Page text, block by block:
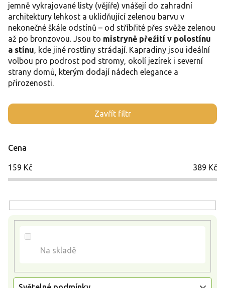
jemně vykrajované listy (vějíře) vnášejí do zahradní
architektury lehkost a uklidňující zelenou barvu v
nekonečné škále odstínů – od stříbřité přes svěže zelenou
až po bronzovou. Jsou to mistryně přežití v polostínu
a stínu , kde jiné rostliny strádají. Kapradiny jsou ideální
volbou pro podrost pod stromy, okolí jezírek i severní
strany domů, kterým dodají nádech elegance a
přirozenosti.
Zavřít filtr
Cena
159 Kč 389 Kč
Na skladě
V
ý
s
p
u